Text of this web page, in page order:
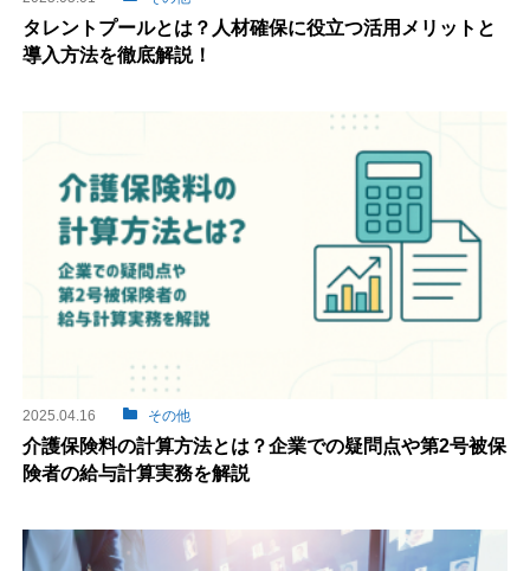
タレントプールとは？人材確保に役立つ活用メリットと
導入方法を徹底解説！
2025.04.16 その他
介護保険料の計算方法とは？企業での疑問点や第2号被保
険者の給与計算実務を解説